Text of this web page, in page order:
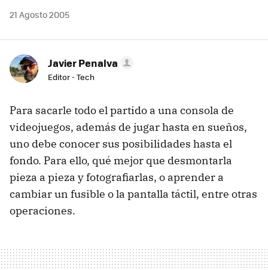
21 Agosto 2005
Javier Penalva
Editor - Tech
Para sacarle todo el partido a una consola de
videojuegos, además de jugar hasta en sueños,
uno debe conocer sus posibilidades hasta el
fondo. Para ello, qué mejor que desmontarla
pieza a pieza y fotografiarlas, o aprender a
cambiar un fusible o la pantalla táctil, entre otras
operaciones.